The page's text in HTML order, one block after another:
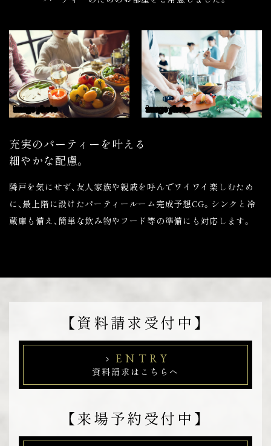
image photo image photo
充実のパーティーを叶える
細やかな配慮。
隣戸を気にせず、友人家族や親戚を呼んでワイワイ楽しむため
に、最上階に設けたパーティールーム完成予想CG。シンクと冷
蔵庫も備え、簡単な飲み物やフード等の準備にも対応します。
【資料請求受付中】
ENTRY
資料請求はこちらへ
【来場予約受付中】